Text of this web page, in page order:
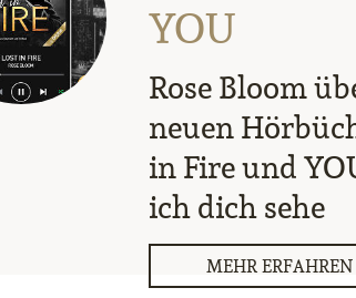
YOU
Rose Bloom
neuen
in Fire und
ich dich sehe
MEHR ERFAHREN